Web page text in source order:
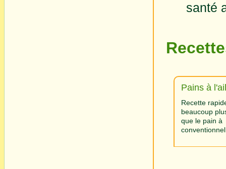
santé
Pains à
Recette
beaucoup
que le pain à
conventionnel